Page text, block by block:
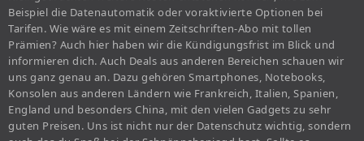
Beispiel die Datenautomatik oder voraktivierte Optionen bei
Tarifen. Wie wäre es mit einem Zeitschriften-Abo mit tollen
Prämien? Auch hier haben wir die Kündigungsfrist im Blick und
informieren dich. Auch Deals aus anderen Bereichen schauen wir
uns ganz genau an. Dazu gehören Smartphones, Notebooks,
Konsolen aus anderen Ländern wie Frankreich, Italien, Spanien,
England und besonders China, mit den vielen Gadgets zu sehr
guten Preisen. Uns ist nicht nur der Datenschutz wichtig, sondern